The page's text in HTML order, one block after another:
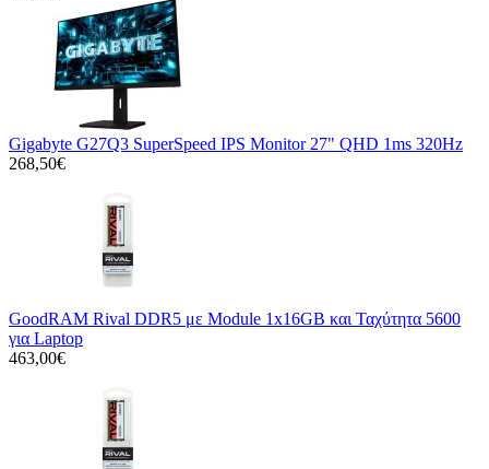
Gigabyte G27Q3 SuperSpeed IPS Monitor 27" QHD 1ms 320Hz
268,50€
GoodRAM Rival DDR5 με Module 1x16GB και Ταχύτητα 5600
για Laptop
463,00€